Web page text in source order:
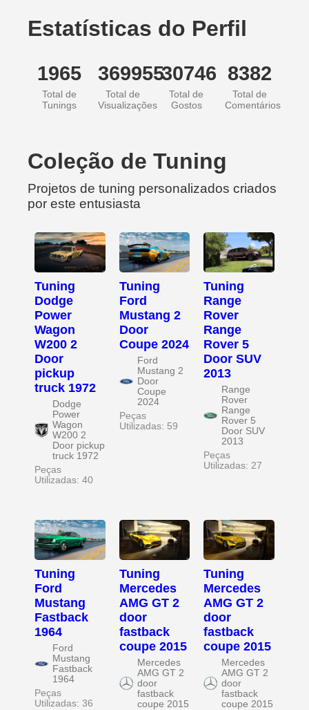
Estatísticas do Perfil
1965
Total de
Tunings
369955
Total de
Visualizações
30746
Total de
Gostos
8382
Total de
Comentários
Coleção de Tuning
Projetos de tuning personalizados criados
por este entusiasta
Tuning
Dodge
Power
Wagon
W200 2
Door
pickup
truck 1972
Dodge
Power
Wagon
W200 2
Door pickup
truck 1972
Peças
Utilizadas: 40
Tuning
Ford
Mustang 2
Door
Coupe 2024
Ford
Mustang 2
Door
Coupe
2024
Peças
Utilizadas: 59
Tuning
Range
Rover
Range
Rover 5
Door SUV
2013
Range
Rover
Range
Rover 5
Door SUV
2013
Peças
Utilizadas: 27
Tuning
Ford
Mustang
Fastback
1964
Ford
Mustang
Fastback
1964
Peças
Utilizadas: 36
Tuning
Mercedes
AMG GT 2
door
fastback
coupe 2015
Mercedes
AMG GT 2
door
fastback
coupe 2015
Tuning
Mercedes
AMG GT 2
door
fastback
coupe 2015
Mercedes
AMG GT 2
door
fastback
coupe 2015